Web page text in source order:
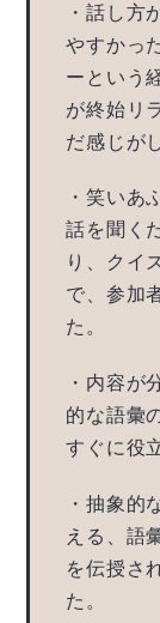
・話し方
やすかっ
ーという
が終始リ
だ感じが
・笑いあ
話を聞く
り、クイ
で、参加
た。
・内容が
的な語彙
すぐに役
・抽象的
える、語
を伝授さ
た。